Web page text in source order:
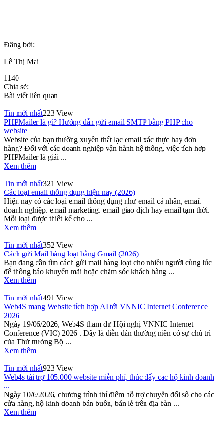
Đăng bởi:
Lê Thị Mai
1140
Chia sẻ:
Bài viết liên quan
Tin mới nhất223 View
PHPMailer là gì? Hướng dẫn gửi email SMTP bằng PHP cho
website
Website của bạn thường xuyên thất lạc email xác thực hay đơn
hàng? Đối với các doanh nghiệp vận hành hệ thống, việc tích hợp
PHPMailer là giải ...
Xem thêm
Tin mới nhất321 View
Các loại email thông dụng hiện nay (2026)
Hiện nay có các loại email thông dụng như email cá nhân, email
doanh nghiệp, email marketing, email giao dịch hay email tạm thời.
Mỗi loại được thiết kế cho ...
Xem thêm
Tin mới nhất352 View
Cách gửi Mail hàng loạt bằng Gmail (2026)
Bạn đang cần tìm cách gửi mail hàng loạt cho nhiều người cùng lúc
để thông báo khuyến mãi hoặc chăm sóc khách hàng ...
Xem thêm
Tin mới nhất491 View
Web4S mang Website tích hợp AI tới VNNIC Internet Conference
2026
Ngày 19/06/2026, Web4S tham dự Hội nghị VNNIC Internet
Conference (VIC) 2026 . Đây là diễn đàn thường niên có sự chủ trì
của Thứ trưởng Bộ ...
Xem thêm
Tin mới nhất923 View
Web4s tài trợ 105.000 website miễn phí, thúc đẩy các hộ kinh doanh
...
Ngày 10/6/2026, chương trình thí điểm hỗ trợ chuyển đổi số cho các
cửa hàng, hộ kinh doanh bán buôn, bán lẻ trên địa bàn ...
Xem thêm